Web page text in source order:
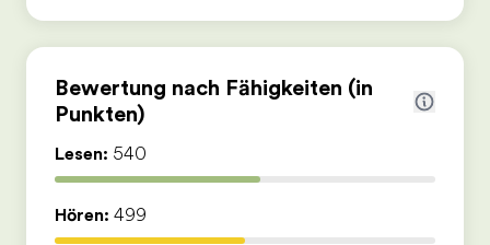
Teil des Teams werden
Bewertung nach Fähigkeiten (in
Punkten)
Lesen: 540
Hören: 499